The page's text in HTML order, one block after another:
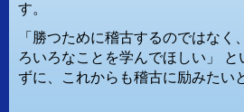
す。
「勝つために稽古するのではなく
ろいろなことを学んでほしい」
と
ずに、これからも稽古に励みたい